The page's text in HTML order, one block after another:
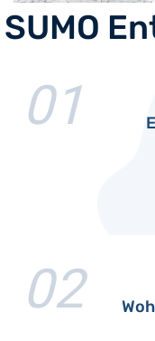
SUMO
01
02